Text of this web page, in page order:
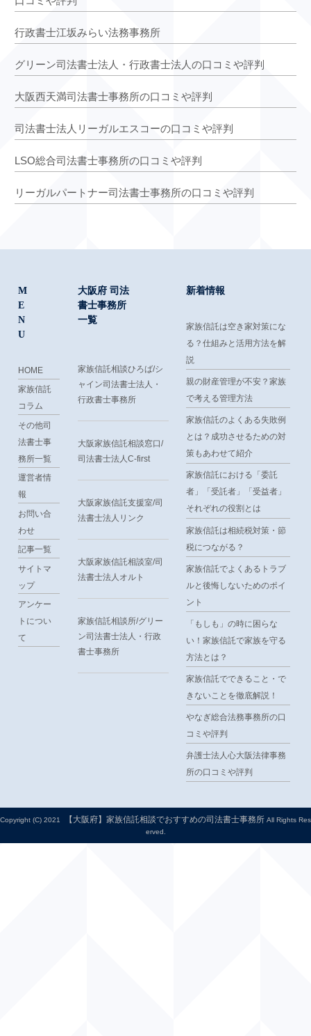
行政書士江坂みらい法務事務所
グリーン司法書士法人・行政書士法人の口コミや評判
大阪西天満司法書士事務所の口コミや評判
司法書士法人リーガルエスコーの口コミや評判
LSO総合司法書士事務所の口コミや評判
リーガルパートナー司法書士事務所の口コミや評判
M
E
N
U
HOME
家族信託
コラム
その他司
法書士事
務所一覧
運営者情
報
お問い合
わせ
記事一覧
サイトマ
ップ
アンケー
トについ
て
大阪府 司法
書士事務所
一覧
家族信託相談ひろば/シ
ャイン司法書士法人・
行政書士事務所
大阪家族信託相談窓口/
司法書士法人C-first
大阪家族信託支援室/司
法書士法人リンク
大阪家族信託相談室/司
法書士法人オルト
家族信託相談所/グリー
ン司法書士法人・行政
書士事務所
新着情報
家族信託は空き家対策にな
る？仕組みと活用方法を解
説
親の財産管理が不安？家族
で考える管理方法
家族信託のよくある失敗例
とは？成功させるための対
策もあわせて紹介
家族信託における「委託
者」「受託者」「受益者」
それぞれの役割とは
家族信託は相続税対策・節
税につながる？
家族信託でよくあるトラブ
ルと後悔しないためのポイ
ント
「もしも」の時に困らな
い！家族信託で家族を守る
方法とは？
家族信託でできること・で
きないことを徹底解説！
やなぎ総合法務事務所の口
コミや評判
弁護士法人心大阪法律事務
所の口コミや評判
Copyright (C) 2021 【大阪府】家族信託相談でおすすめの司法書士事務所 All Rights Res
erved.